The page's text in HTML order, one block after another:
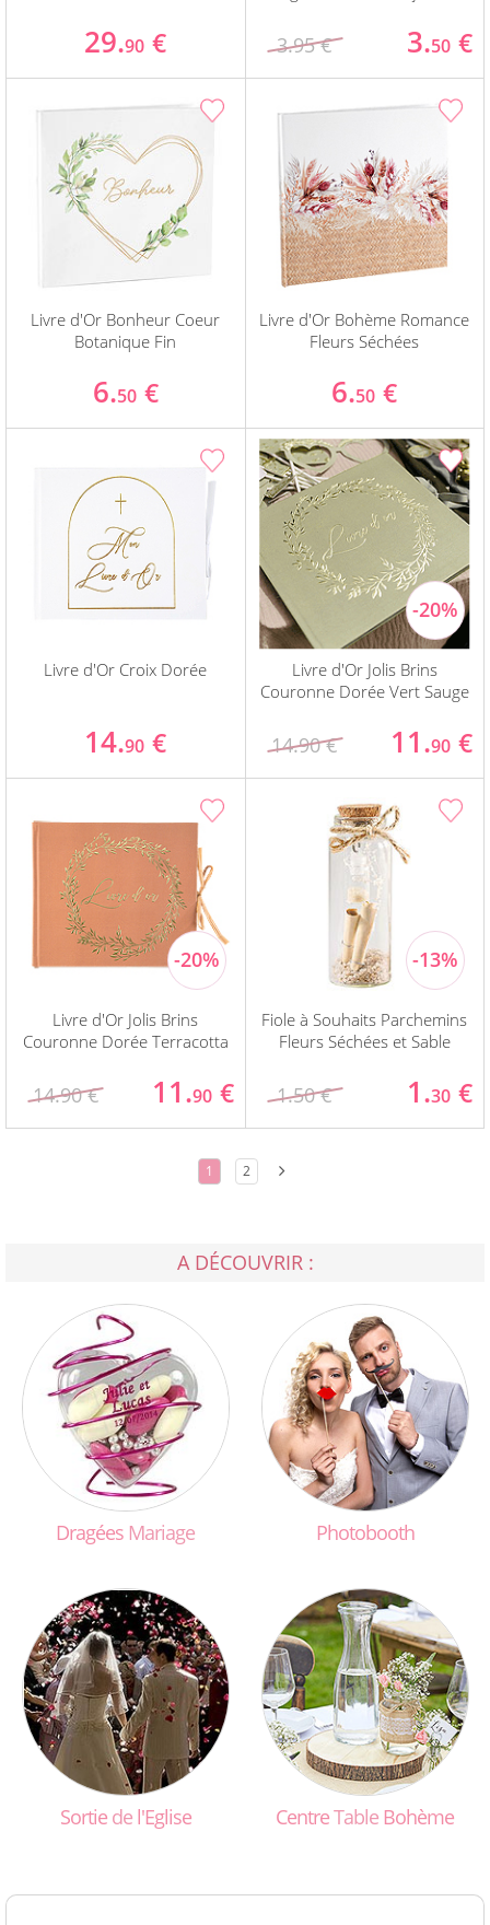
29.90 € 3.95 € 3.50 €
Livre d'Or Bonheur Coeur
Botanique Fin
6.50 €
Livre d'Or Bohème Romance
Fleurs Séchées
6.50 €
Livre d'Or Croix Dorée
14.90 €
Livre d'Or Jolis Brins
Couronne Dorée Vert Sauge
14.90 € 11.90 €
Livre d'Or Jolis Brins
Couronne Dorée Terracotta
14.90 € 11.90 €
Fiole à Souhaits Parchemins
Fleurs Séchées et Sable
1.50 € 1.30 €
1 2
A DÉCOUVRIR :
Dragées Mariage Photobooth
Sortie del'Eglise CentreTable Bohème